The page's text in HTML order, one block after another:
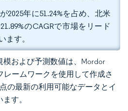
2025年に51.24%を占め、北米
のCAGRで市場をリード
ます。
および予測数値は、Mordor
レームワークを使用して作成さ
の最新の利用可能なデータとイ
す。